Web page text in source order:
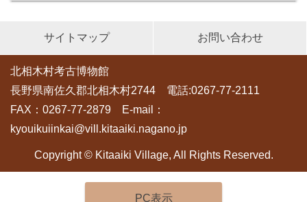
サイトマップ お問い合わせ
北相木村考古博物館
長野県南佐久郡北相木村2744 電話:0267-77-2111
FAX：0267-77-2879 E-mail：
kyouikuiinkai@vill.kitaaiki.nagano.jp
Copyright © Kitaaiki Village, All Rights Reserved.
PC表示